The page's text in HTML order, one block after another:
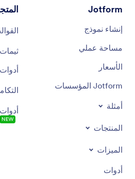
Jotform
إنشاء نموذج
مساحة عملي
الأسعار
Jotform المؤسسات
أمثلة
المنتجات
الميزات
أدوات
NEW